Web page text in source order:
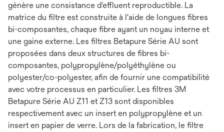
génère une consistance d'effluent reproductible. La
matrice du filtre est construite à l'aide de longues fibres
bi-composantes, chaque fibre ayant un noyau interne et
une gaine externe. Les filtres Betapure Série AU sont
proposées dans deux structures de fibres bi-
composantes, polypropylène/polyéthylène ou
polyester/co-polyester, afin de fournir une compatibilité
avec votre processus en particulier. Les filtres 3M
Betapure Série AU Z11 et Z13 sont disponibles
respectivement avec un insert en polypropylène et un
insert en papier de verre. Lors de la fabrication, le filtre